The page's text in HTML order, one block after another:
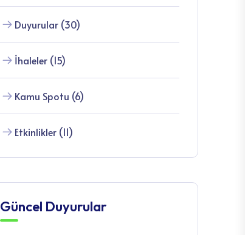
Duyurular (30)
İhaleler (15)
Kamu Spotu (6)
Etkinlikler (11)
Güncel Duyurular